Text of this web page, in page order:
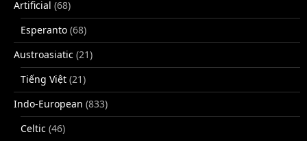
Artificial (68)
Esperanto (68)
Austroasiatic (21)
Tiếng Việt (21)
Indo-European (833)
Celtic (46)